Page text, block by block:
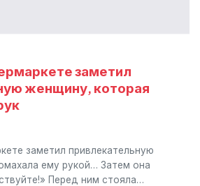
заметил
женщину, которая
заметил привлекательную
ему рукой… Затем она
Перед ним стояла…